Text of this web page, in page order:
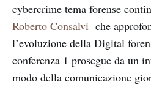
cybercrime tema forense
Roberto Consalvi che
l’evoluzione della Digital
conferenza 1 prosegue da un
modo della comunicazione